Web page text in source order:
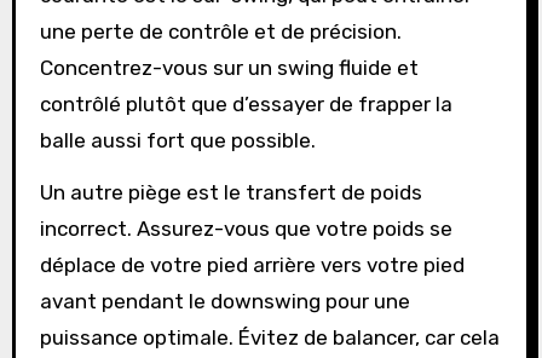
une perte de contrôle et de précision.
Concentrez-vous sur un swing fluide et
contrôlé plutôt que d’essayer de frapper la
balle aussi fort que possible.
Un autre piège est le transfert de poids
incorrect. Assurez-vous que votre poids se
déplace de votre pied arrière vers votre pied
avant pendant le downswing pour une
puissance optimale. Évitez de balancer, car cela